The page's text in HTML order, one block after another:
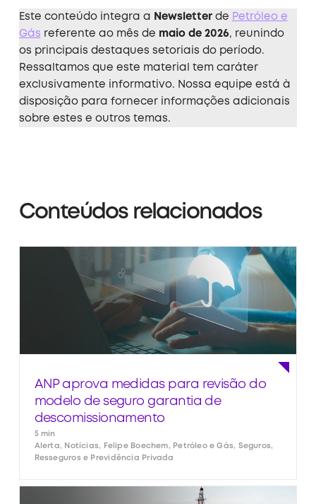
Este conteúdo integra a Newsletterde Petróleo e
Gás referente ao mês de maio de 2026, reunindo
os principais destaques setoriais do período.
Ressaltamos que este material tem caráter
exclusivamente informativo. Nossa equipe está à
disposição para fornecer informações adicionais
sobre estes e outros temas.
Conteúdos relacionados
ANP aprova medidas para revisão do
modelo de seguro garantia de
descomissionamento
5 min
Alerta, Notícias, Felipe Boechem, Petróleo e Gás, Seguros,
Resseguros e Previdência Privada